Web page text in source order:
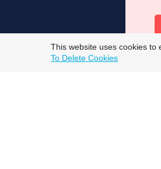
This website uses cookies to
To Delete Cookies